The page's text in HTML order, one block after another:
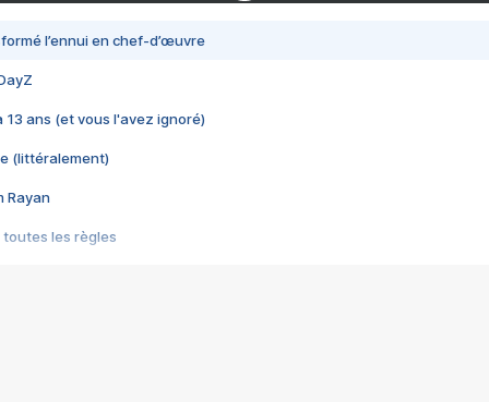
l’ennui en chef-d’œuvre
13 ans (et vous l'avez ignoré)
(littéralement)
Rayan
toutes les règles